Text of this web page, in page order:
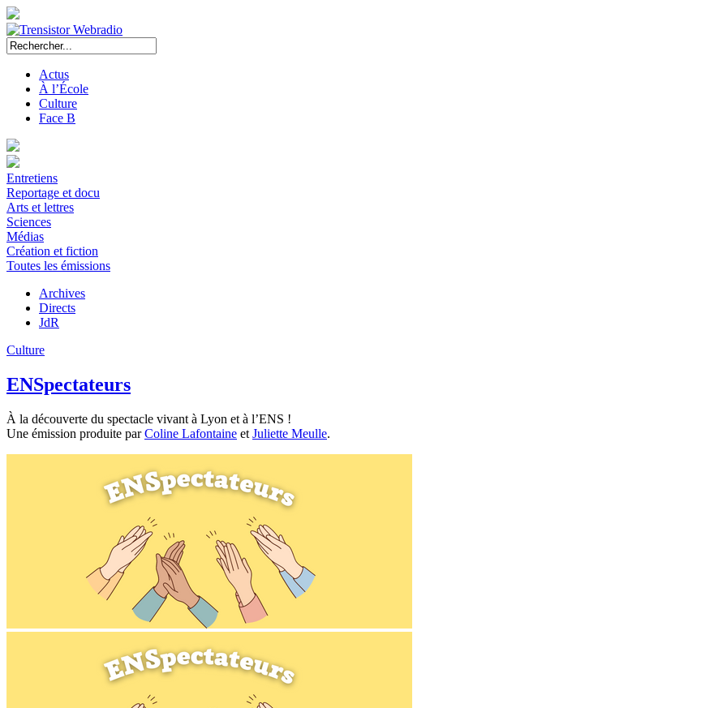
Actus
À l’École
Culture
Face B
Entretiens
Reportage et docu
Arts et lettres
Sciences
Médias
Création et fiction
Toutes les émissions
Archives
Directs
JdR
Culture
ENSpectateurs
À la découverte du spectacle vivant à Lyon et à l’ENS !
Une émission produite parColine Lafontaine et Juliette Meulle.